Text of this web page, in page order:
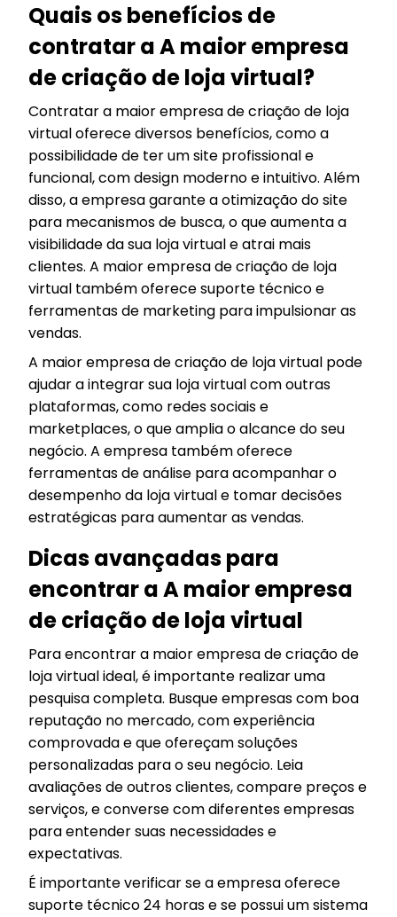
Quais os benefícios de
contratar a A maior empresa
de criação de loja virtual?
Contratar a maior empresa de criação de loja
virtual oferece diversos benefícios, como a
possibilidade de ter um site profissional e
funcional, com design moderno e intuitivo. Além
disso, a empresa garante a otimização do site
para mecanismos de busca, o que aumenta a
visibilidade da sua loja virtual e atrai mais
clientes. A maior empresa de criação de loja
virtual também oferece suporte técnico e
ferramentas de marketing para impulsionar as
vendas.
A maior empresa de criação de loja virtual pode
ajudar a integrar sua loja virtual com outras
plataformas, como redes sociais e
marketplaces, o que amplia o alcance do seu
negócio. A empresa também oferece
ferramentas de análise para acompanhar o
desempenho da loja virtual e tomar decisões
estratégicas para aumentar as vendas.
Dicas avançadas para
encontrar a A maior empresa
de criação de loja virtual
Para encontrar a maior empresa de criação de
loja virtual ideal, é importante realizar uma
pesquisa completa. Busque empresas com boa
reputação no mercado, com experiência
comprovada e que ofereçam soluções
personalizadas para o seu negócio. Leia
avaliações de outros clientes, compare preços e
serviços, e converse com diferentes empresas
para entender suas necessidades e
expectativas.
É importante verificar se a empresa oferece
suporte técnico 24 horas e se possui um sistema